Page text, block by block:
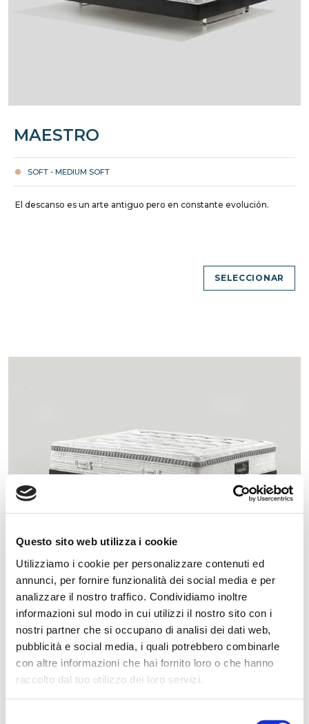
Questo sito web utilizza i cookie
Utilizziamo i cookie per personalizzare contenuti ed
annunci, per fornire funzionalità dei social media e per
analizzare il nostro traffico. Condividiamo inoltre
informazioni sul modo in cui utilizzi il nostro sito con i
nostri partner che si occupano di analisi dei dati web,
pubblicità e social media, i quali potrebbero combinarle
con altre informazioni che hai fornito loro o che hanno
raccolto dal tuo utilizzo dei loro servizi.
MAESTRO
SOFT - MEDIUM SOFT
El descanso es un arte antiguo pero en constante evolución.
SELECCIONAR
AUDACE
MEDIUM